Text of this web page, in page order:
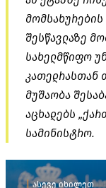
მომსახურების
შესწავლაზე
სახელმწიფო
კათედრასთან
მუშაობა
აცხადებს
სამინისტრო.
ასევე იხილეთ